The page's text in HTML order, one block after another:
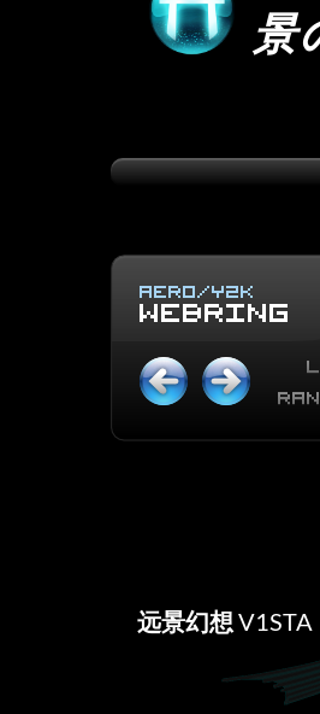
景
远景幻想 V1STA